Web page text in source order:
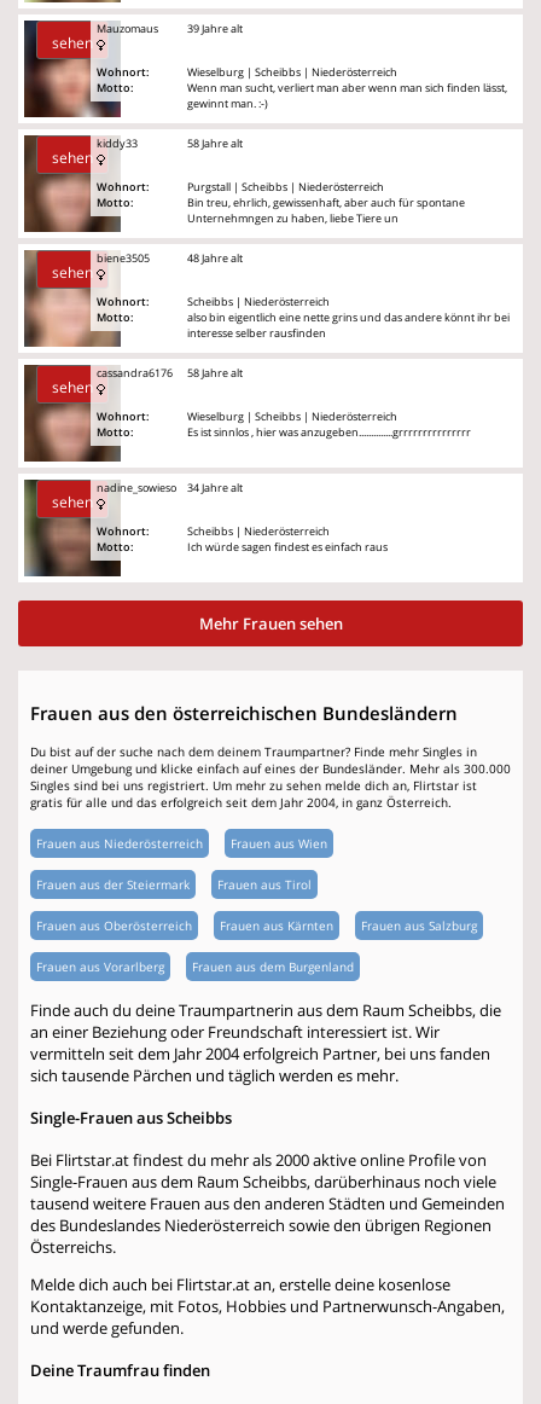
sehen
Mauzomaus
Wohnort:
Motto:
39 Jahre alt
Wieselburg | Scheibbs | Niederösterreich
Wenn man sucht, verliert man aber wenn man sich finden lässt,
gewinnt man. :-)
sehen
kiddy33
Wohnort:
Motto:
58 Jahre alt
Purgstall | Scheibbs | Niederösterreich
Bin treu, ehrlich, gewissenhaft, aber auch für spontane
Unternehmngen zu haben, liebe Tiere un
sehen
biene3505
Wohnort:
Motto:
48 Jahre alt
Scheibbs | Niederösterreich
also bin eigentlich eine nette grins und das andere könnt ihr bei
interesse selber rausfinden
sehen
cassandra6176
Wohnort:
Motto:
58 Jahre alt
Wieselburg | Scheibbs | Niederösterreich
Es ist sinnlos , hier was anzugeben..............grrrrrrrrrrrrrrr
sehen
nadine_sowieso
Wohnort:
Motto:
34 Jahre alt
Scheibbs | Niederösterreich
Ich würde sagen findest es einfach raus
Mehr Frauen sehen
Frauen aus den österreichischen Bundesländern
Du bist auf der suche nach dem deinem Traumpartner? Finde mehr Singles in
deiner Umgebung und klicke einfach auf eines der Bundesländer. Mehr als 300.000
Singles sind bei uns registriert. Um mehr zu sehen melde dich an, Flirtstar ist
gratis für alle und das erfolgreich seit dem Jahr 2004, in ganz Österreich.
Frauen aus Niederösterreich Frauen aus Wien
Frauen aus der Steiermark Frauen aus Tirol
Frauen aus Oberösterreich Frauen aus Kärnten Frauen aus Salzburg
Frauen aus Vorarlberg Frauen aus dem Burgenland
Finde auch du deine Traumpartnerin aus dem Raum Scheibbs, die
an einer Beziehung oder Freundschaft interessiert ist. Wir
vermitteln seit dem Jahr 2004 erfolgreich Partner, bei uns fanden
sich tausende Pärchen und täglich werden es mehr.
Single-Frauen aus Scheibbs
Bei Flirtstar.at findest du mehr als 2000 aktive online Profile von
Single-Frauen aus dem Raum Scheibbs, darüberhinaus noch viele
tausend weitere Frauen aus den anderen Städten und Gemeinden
des Bundeslandes Niederösterreich sowie den übrigen Regionen
Österreichs.
Melde dich auch bei Flirtstar.at an, erstelle deine kosenlose
Kontaktanzeige, mit Fotos, Hobbies und Partnerwunsch-Angaben,
und werde gefunden.
Deine Traumfrau finden